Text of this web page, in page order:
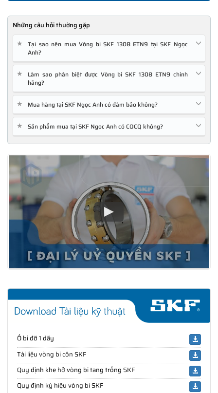
Những câu hỏi thường gặp
★
Tại sao nên mua Vòng bi SKF 1308 ETN9 tại SKF Ngọc
Anh?
★
Làm sao phân biệt được Vòng bi SKF 1308 ETN9 chính
hãng?
★ Mua hàng tại SKF Ngọc Anh có đảm bảo không?
★ Sản phẩm mua tại SKF Ngọc Anh có COCQ không?
Ổ bi đỡ 1 dãy
Tài liệu vòng bi côn SKF
Quy định khe hở vòng bi tang trống SKF
Quy định ký hiệu vòng bi SKF